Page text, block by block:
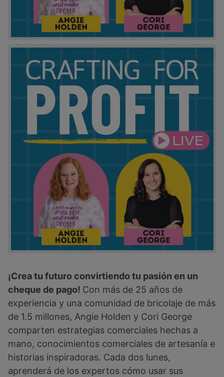
¡Crea tu futuro convirtiendo tu pasión en un
cheque de pago! Con más de 25 años de
experiencia y una comunidad de bricolaje de más
de 1.5 millones, Angie Holden y Cori George
comparten estrategias comerciales hechas a
mano, conocimientos comerciales de artesanía e
historias inspiradoras. Cada dos lunes,
aprenderá de los expertos cómo usar sus